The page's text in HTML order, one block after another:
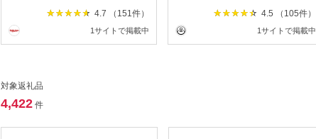
ット セット 人気 高評価 ギ
フト 食べ比べ スイーツ お
菓子【マーロウ】
4.7 （151件）
1サイトで掲載中
4.5 （105件）
1サイトで掲載中
対象返礼品
4,422 件